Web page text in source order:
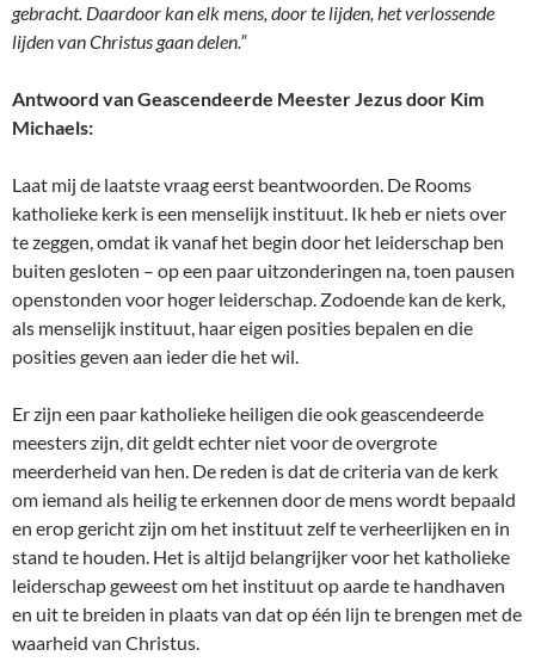
gebracht. Daardoor kan elk mens, door te lijden, het verlossende
lijden van Christus gaan delen.”
Antwoord van Geascendeerde Meester Jezus door Kim
Michaels:
Laat mij de laatste vraag eerst beantwoorden. De Rooms
katholieke kerk is een menselijk instituut. Ik heb er niets over
te zeggen, omdat ik vanaf het begin door het leiderschap ben
buiten gesloten – op een paar uitzonderingen na, toen pausen
openstonden voor hoger leiderschap. Zodoende kan de kerk,
als menselijk instituut, haar eigen posities bepalen en die
posities geven aan ieder die het wil.
Er zijn een paar katholieke heiligen die ook geascendeerde
meesters zijn, dit geldt echter niet voor de overgrote
meerderheid van hen. De reden is dat de criteria van de kerk
om iemand als heilig te erkennen door de mens wordt bepaald
en erop gericht zijn om het instituut zelf te verheerlijken en in
stand te houden. Het is altijd belangrijker voor het katholieke
leiderschap geweest om het instituut op aarde te handhaven
en uit te breiden in plaats van dat op één lijn te brengen met de
waarheid van Christus.